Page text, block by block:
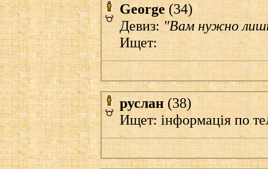
George (34)
Девиз: "Вам нужно
Ищет:
руслан (38)
Ищет: iнформацiя по